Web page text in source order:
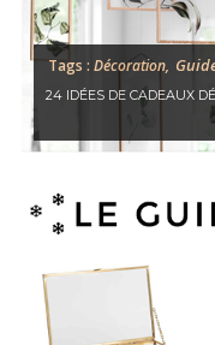
Tags : Décoration,
24 IDÉES DE CADEAUX